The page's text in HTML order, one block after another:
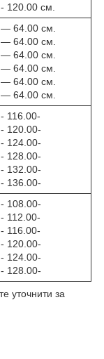
120.00 см.
— 64.00 см.
— 64.00 см.
— 64.00 см.
— 64.00 см.
— 64.00 см.
— 64.00 см.
116.00-
120.00-
124.00-
128.00-
132.00-
136.00-
108.00-
112.00-
116.00-
120.00-
124.00-
128.00-
уточнити за